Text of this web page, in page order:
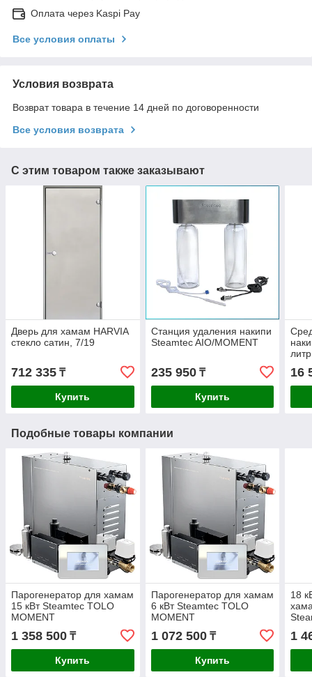
Оплата через Kaspi Pay
Все условия оплаты
Условия возврата
Возврат товара в течение 14 дней по договоренности
Все условия возврата
С этим товаром также заказывают
Дверь для хамам HARVIA
стекло сатин, 7/19
712 335 ₸
Купить
Станция удаления накипи
Steamtec AIO/MOMENT
235 950₸
Купить
литр
16
Подобные товары компании
Парогенератор для хамам
15 кВт Steamtec TOLO
MOMENT
1 358 500 ₸
Купить
Парогенератор для хамам
6 кВт Steamtec TOLO
MOMENT
1 072 500₸
Купить
18
1